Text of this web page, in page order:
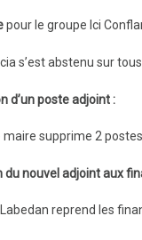
pour le groupe Ici
s’est abstenu sur
d’un poste adjoint :
maire supprime 2 postes
du nouvel adjoint aux
Labedan reprend les